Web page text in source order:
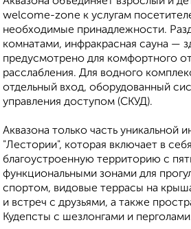
welcome-zone к услугам
необходимые принадлежности.
комнатами, инфракрасная сауна —
предусмотрено для комфортного
расслабления. Для водного
отдельный вход, оборудованный
управления доступом (СКУД).
Аквазона только часть уникальной
"Лестории", которая включает в
благоустроенную территорию с
функциональными зонами для
спортом, видовые террасы на
и встреч с друзьями, а также
Кудепсты с шезлонгами и